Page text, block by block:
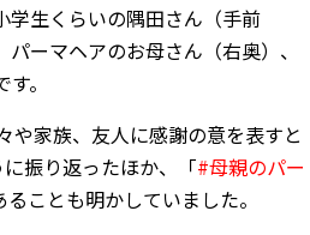
学生くらいの隅田さん（手前
ーマヘアのお母さん（右奥）、
。
や家族、友人に感謝の意を表すと
振り返ったほか、「#母親のパー
ことも明かしていました。